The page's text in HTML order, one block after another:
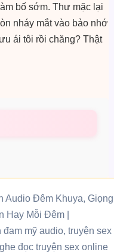
bố sớm. Thư mặc lại
nháy mắt vào bảo nhớ
ái tôi rồi chăng? Thật
Audio Đêm Khuya, Giọng
Hay Mỗi Đêm |
mỹ audio, truyện sex
đọc truyện sex online